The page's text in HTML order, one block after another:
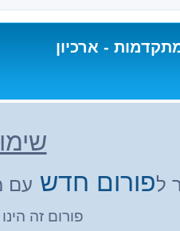
- ארכיון
לפורום חדש עם
פורום זה